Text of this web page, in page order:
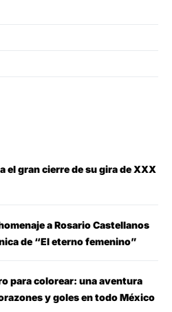
el gran cierre de su gira de XXX
a Rosario Castellanos
de “El eterno femenino”
para colorear: una aventura
y goles en todo México